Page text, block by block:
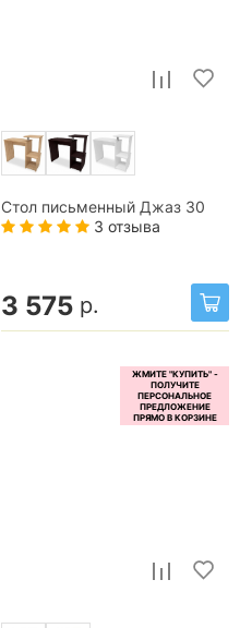
Стол письменный Джаз 30
3 отзыва
3 575 р.